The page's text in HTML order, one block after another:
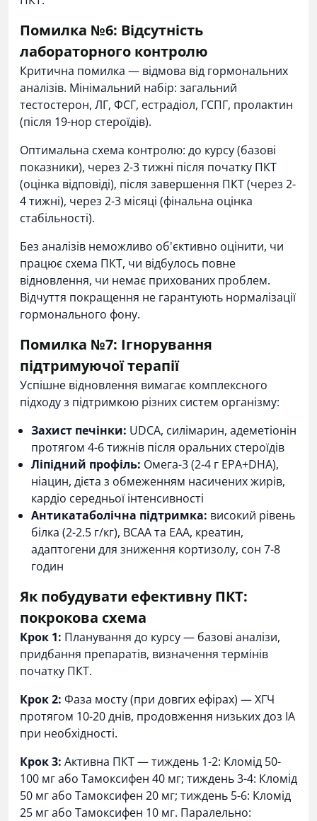
Помилка №6: Відсутність
лабораторного контролю
Критична помилка — відмова від гормональних
аналізів. Мінімальний набір: загальний
тестостерон, ЛГ, ФСГ, естрадіол, ГСПГ, пролактин
(після 19-нор стероїдів).
Оптимальна схема контролю: до курсу (базові
показники), через 2-3 тижні після початку ПКТ
(оцінка відповіді), після завершення ПКТ (через 2-
4 тижні), через 2-3 місяці (фінальна оцінка
стабільності).
Без аналізів неможливо об'єктивно оцінити, чи
працює схема ПКТ, чи відбулось повне
відновлення, чи немає прихованих проблем.
Відчуття покращення не гарантують нормалізації
гормонального фону.
Помилка №7: Ігнорування
підтримуючої терапії
Успішне відновлення вимагає комплексного
підходу з підтримкою різних систем організму:
Захист печінки: UDCA, силімарин, адеметіонін
протягом 4-6 тижнів після оральних стероїдів
Ліпідний профіль: Омега-3 (2-4 г EPA+DHA),
ніацин, дієта з обмеженням насичених жирів,
кардіо середньої інтенсивності
Антикатаболічна підтримка: високий рівень
білка (2-2.5 г/кг), BCAA та EAA, креатин,
адаптогени для зниження кортизолу, сон 7-8
годин
Як побудувати ефективну ПКТ:
покрокова схема
Крок 1: Планування до курсу — базові аналізи,
придбання препаратів, визначення термінів
початку ПКТ.
Крок 2: Фаза мосту (при довгих ефірах) — ХГЧ
протягом 10-20 днів, продовження низьких доз ІА
при необхідності.
Крок 3: Активна ПКТ — тиждень 1-2: Кломід 50-
100 мг або Тамоксифен 40 мг; тиждень 3-4: Кломід
50 мг або Тамоксифен 20 мг; тиждень 5-6: Кломід
25 мг або Тамоксифен 10 мг. Паралельно: